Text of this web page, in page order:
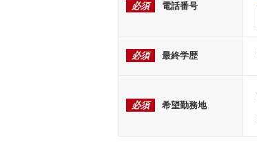
必須 電話番号
必須 最終学歴
必須 希望勤務地